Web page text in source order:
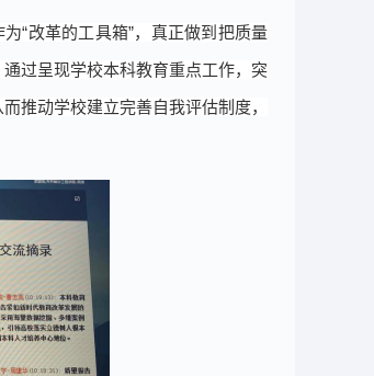
为“改革的工具箱”，真正做到把质量
过呈现学校本科教育重点工作，突
推动学校建立完善自我评估制度，